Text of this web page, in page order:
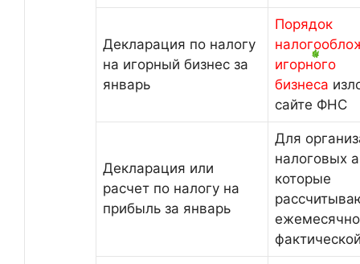
Декларация по налогу
на игорный бизнес за
январь
Порядок
игорного
бизнеса
сайте ФНС
Декларация или
расчет по налогу на
прибыль за январь
Для
налоговых
которые